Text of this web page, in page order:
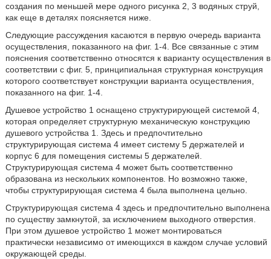
создания по меньшей мере одного рисунка 2, 3 водяных струй,
как еще в деталях поясняется ниже.
Следующие рассуждения касаются в первую очередь варианта
осуществления, показанного на фиг. 1-4. Все связанные с этим
пояснения соответственно относятся к варианту осуществления в
соответствии с фиг. 5, принципиальная структурная конструкция
которого соответствует конструкции варианта осуществления,
показанного на фиг. 1-4.
Душевое устройство 1 оснащено структурирующей системой 4,
которая определяет структурную механическую конструкцию
душевого устройства 1. Здесь и предпочтительно
структурирующая система 4 имеет систему 5 держателей и
корпус 6 для помещения системы 5 держателей.
Структурирующая система 4 может быть соответственно
образована из нескольких компонентов. Но возможно также,
чтобы структурирующая система 4 была выполнена цельно.
Структурирующая система 4 здесь и предпочтительно выполнена
по существу замкнутой, за исключением выходного отверстия.
При этом душевое устройство 1 может монтироваться
практически независимо от имеющихся в каждом случае условий
окружающей среды.